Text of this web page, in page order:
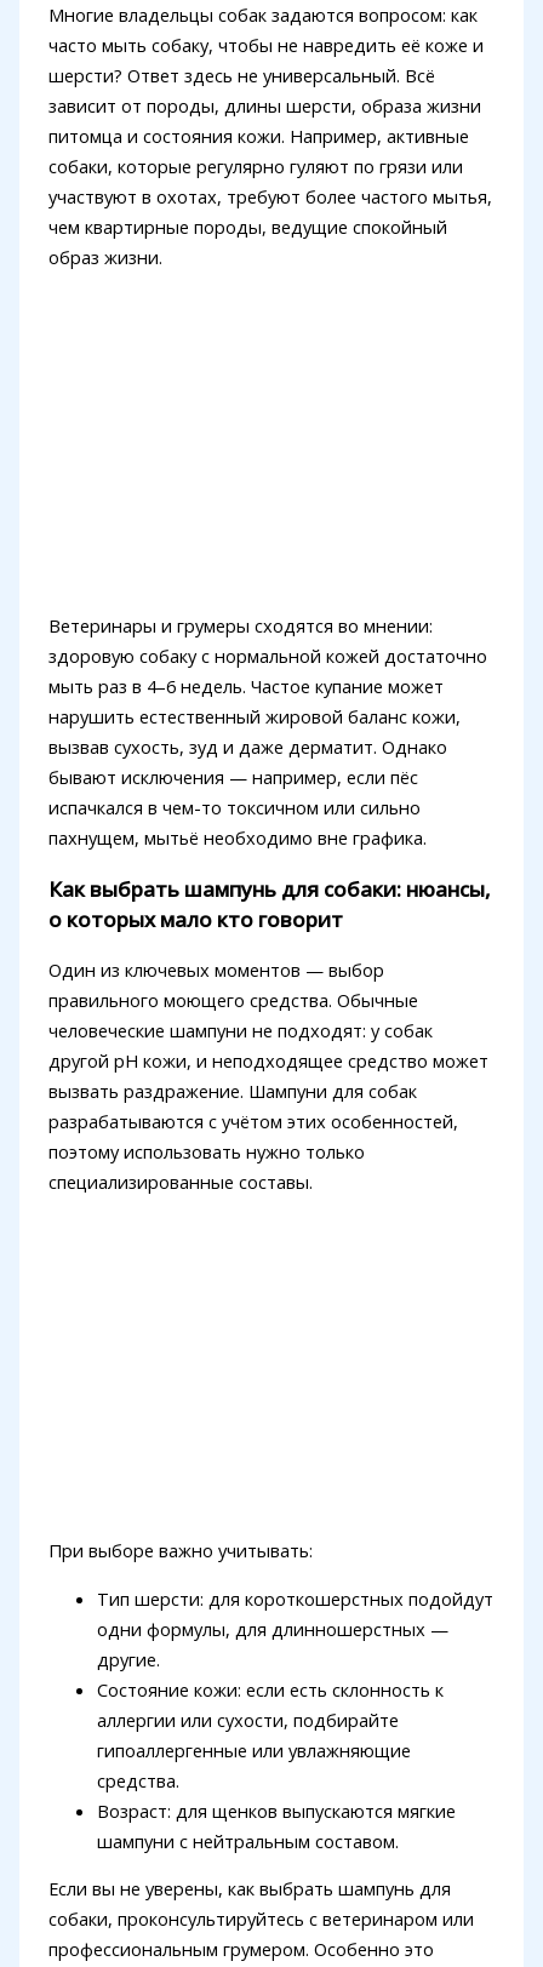
Многие владельцы собак задаются вопросом: как
часто мыть собаку, чтобы не навредить её коже и
шерсти? Ответ здесь не универсальный. Всё
зависит от породы, длины шерсти, образа жизни
питомца и состояния кожи. Например, активные
собаки, которые регулярно гуляют по грязи или
участвуют в охотах, требуют более частого мытья,
чем квартирные породы, ведущие спокойный
образ жизни.
Ветеринары и грумеры сходятся во мнении:
здоровую собаку с нормальной кожей достаточно
мыть раз в 4–6 недель. Частое купание может
нарушить естественный жировой баланс кожи,
вызвав сухость, зуд и даже дерматит. Однако
бывают исключения — например, если пёс
испачкался в чем-то токсичном или сильно
пахнущем, мытьё необходимо вне графика.
Как выбрать шампунь для собаки: нюансы,
о которых мало кто говорит
Один из ключевых моментов — выбор
правильного моющего средства. Обычные
человеческие шампуни не подходят: у собак
другой pH кожи, и неподходящее средство может
вызвать раздражение. Шампуни для собак
разрабатываются с учётом этих особенностей,
поэтому использовать нужно только
специализированные составы.
При выборе важно учитывать:
Тип шерсти: для короткошерстных подойдут
одни формулы, для длинношерстных —
другие.
Состояние кожи: если есть склонность к
аллергии или сухости, подбирайте
гипоаллергенные или увлажняющие
средства.
Возраст: для щенков выпускаются мягкие
шампуни с нейтральным составом.
Если вы не уверены, как выбрать шампунь для
собаки, проконсультируйтесь с ветеринаром или
профессиональным грумером. Особенно это